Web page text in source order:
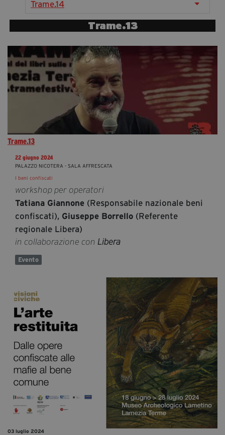
segreteria@tramefestival.it
info@tramefestival.itTrame.13
Trame.13
22 giugno 2024
PALAZZO NICOTERA - SALA AFFRESCATA
I beni confiscati
workshop per operatori
Tatiana Giannone (Responsabile nazionale beni
confiscati), Giuseppe Borrello (Referente
regionale Libera)
in collaborazione con Libera
Evento
03 luglio 2024
Trame.14